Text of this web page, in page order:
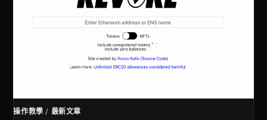
操作教學 / 最新文章